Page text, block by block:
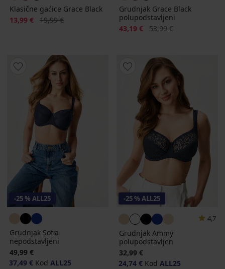
Klasične gaćice Grace Black
Popust
13,99 € Prvobitna cijena
19,99 €
Grudnjak Grace Black
polupodstavljeni
Popust
43,19 € Prvobitna cijena
53,99 €
-25 % ALL25
Grudnjak Sofia
nepodstavljeni
49,99 €
37,49 € Kod ALL25
-25 % ALL25
4,7
Grudnjak Ammy
polupodstavljen
32,99 €
24,74 € Kod ALL25